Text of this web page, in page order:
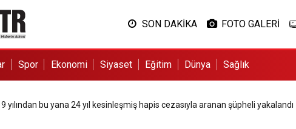
SON DAKİKA FOTO GALERİ
Spor Ekonomi Siyaset Eğitim Dünya Sağlık
yılından bu yana 24 yıl kesinleşmiş hapis cezasıyla aranan şüpheli yakalandı